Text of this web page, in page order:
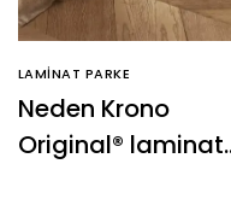
LAMINAT PARKE
Neden Krono
Original® laminat